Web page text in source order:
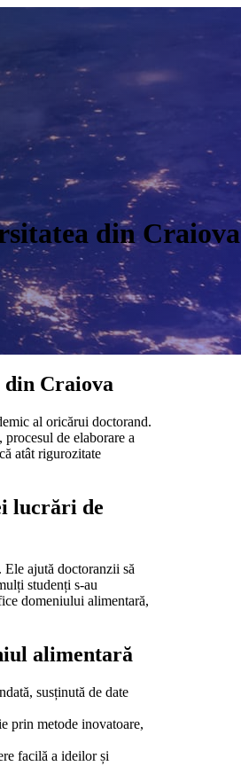
din Craiova
din Craiova
al oricărui doctorand.
de elaborare a
atât rigurozitate
lucrări de
ajută doctoranzii să
studenți s-au
domeniului alimentară,
alimentară
susținută de date
prin metode inovatoare,
facilă a ideilor și